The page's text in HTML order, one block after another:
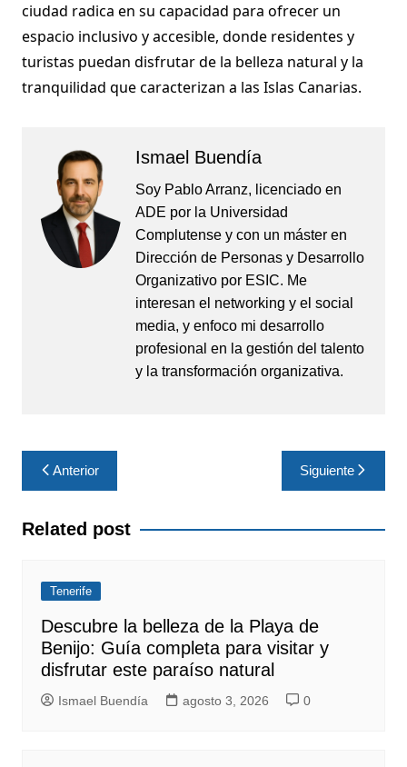
ciudad radica en su capacidad para ofrecer un
espacio inclusivo y accesible, donde residentes y
turistas puedan disfrutar de la belleza natural y la
tranquilidad que caracterizan a las Islas Canarias.
Ismael Buendía
Soy Pablo Arranz, licenciado en
ADE por la Universidad
Complutense y con un máster en
Dirección de Personas y Desarrollo
Organizativo por ESIC. Me
interesan el networking y el social
media, y enfoco mi desarrollo
profesional en la gestión del talento
y la transformación organizativa.
Navegación
de
entradas
Anterior Siguiente
Related post
Tenerife
Descubre la belleza de la Playa de
Benijo: Guía completa para visitar y
disfrutar este paraíso natural
Ismael Buendía agosto 3, 2026 0